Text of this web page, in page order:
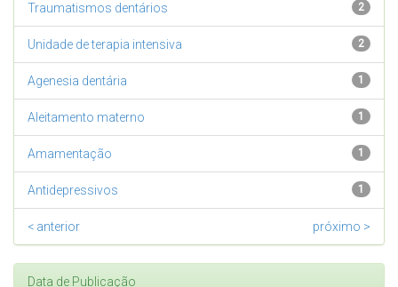
2
Traumatismos dentários
2
Unidade de terapia intensiva
1
Agenesia dentária
1
Aleitamento materno
1
Amamentação
1
Antidepressivos
< anterior próximo >
Data de Publicação